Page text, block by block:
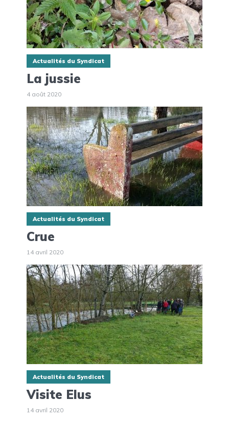
Actualités du Syndicat
La jussie
4 août 2020
Actualités du Syndicat
Crue
14 avril 2020
Actualités du Syndicat
Visite Elus
14 avril 2020